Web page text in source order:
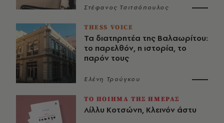
Στέφανος Τσιτσόπουλος
THESS VOICE
Τα διατηρητέα της Βαλαωρίτου:
το παρελθόν, η ιστορία, το
παρόν τους
Ελένη Τρούγκου
ΤΟ ΠΟΙΗΜΑ ΤΗΣ ΗΜΕΡΑΣ
Λίλλυ Κοτσώνη, Κλεινόν άστυ